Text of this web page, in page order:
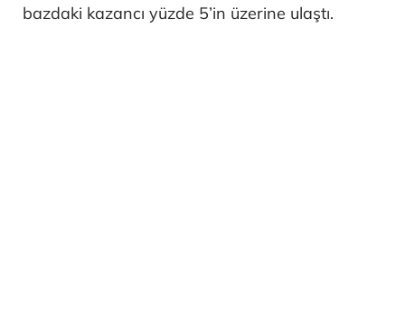
bazdaki kazancı yüzde 5’in üzerine ulaştı.